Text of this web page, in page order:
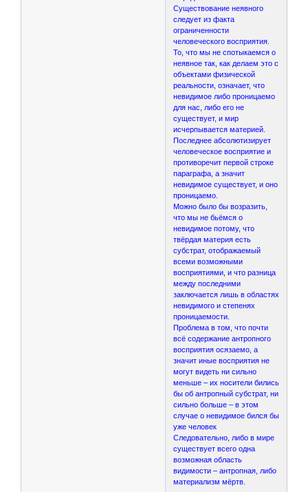
Существование неявного
следует из факта
ограниченности
человеческого восприятия.
То, что мы не спотыкаемся о
неявное так, как делаем это с
объектами физической
реальности, означает, что
невидимое либо проницаемо
для нас, либо его не
существует, и мир
исчерпывается материей.
Последнее абсолютизирует
человеческое восприятие и
противоречит первой строке
параграфа, а значит
невидимое существует, и оно
проницаемо.
Можно было бы возразить,
что мы не бьёмся о
невидимое потому, что
твёрдая материя есть
субстрат, отображаемый
всеми возможными
восприятиями, и что разница
между последними
заключается лишь в областях
невидимого и степенях
проницаемости.
Проблема в том, что почти
всё содержание антропного
восприятия осязаемо, а
значит иные восприятия не
могут видеть ни сильно
меньше – их носители бились
бы об антропный субстрат, ни
сильно больше – в этом
случае о невидимое бился бы
уже человек
Следовательно, либо в мире
существует всего одна
возможная область
видимости – антропная, либо
материализм мёртв.